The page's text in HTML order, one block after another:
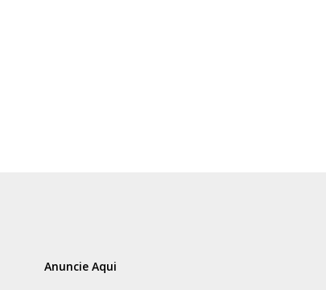
Anuncie Aqui